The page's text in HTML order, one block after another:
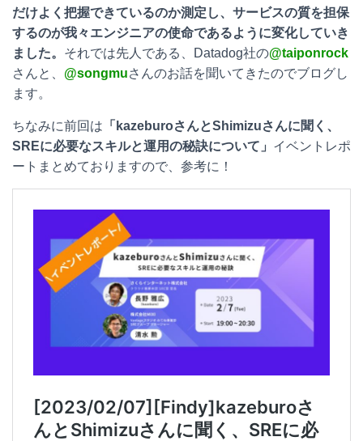
だけよく把握できているのか測定し、サービスの質を担保
するのが我々エンジニアの使命であるように変化していき
ました。 それでは先人である、Datadog社の@taiponrock
さんと、 @songmuさんのお話を聞いてきたのでブログし
ます。
ちなみに前回は 「kazeburoさんとShimizuさんに聞く、
SREに必要なスキルと運用の秘訣について」 イベントレポ
ートまとめておりますので、参考に！